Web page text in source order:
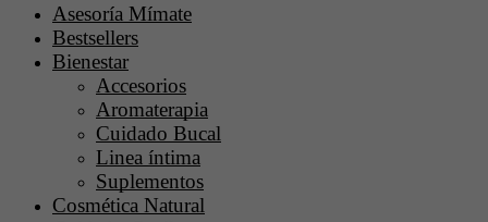
Asesoría Mímate
Bestsellers
Bienestar
Accesorios
Aromaterapia
Cuidado Bucal
Linea íntima
Suplementos
Cosmética Natural